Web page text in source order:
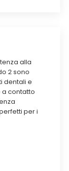
alla
2 sono
dentali e
a contatto
per i